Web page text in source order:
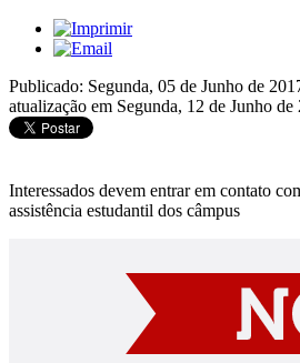
Publicado: Segunda, 05 de Junho de
atualização em Segunda, 12 de Junho de
Interessados devem entrar em contato
assistência estudantil dos câmpus